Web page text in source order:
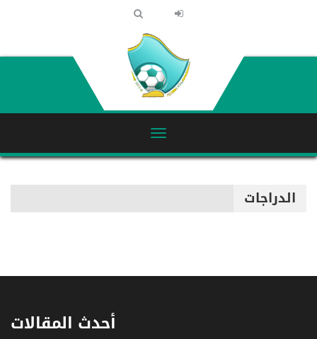
الدراجات
أحدث المقالات